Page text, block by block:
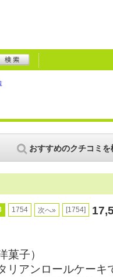
おすすめのクチコミを
1754 次へ» [1754]
菓子）
リアンロールケーキ